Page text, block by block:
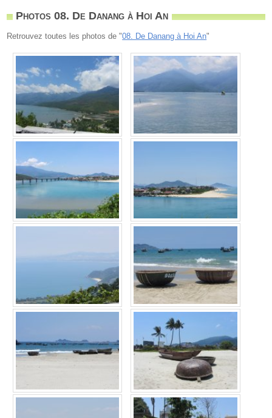
Photos 08. De Danang à Hoi An
Retrouvez toutes les photos de "08. De Danang à Hoi An"